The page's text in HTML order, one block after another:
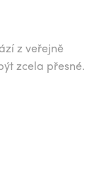
z veřejně
zcela přesné.